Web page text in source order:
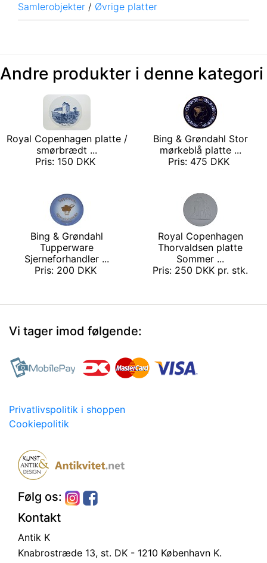
Samlerobjekter / Øvrige platter
Andre produkter i denne kategori
Royal Copenhagen platte /
smørbrædt ...
Pris: 150 DKK
Bing & Grøndahl Stor
mørkeblå platte ...
Pris: 475 DKK
Bing & Grøndahl
Tupperware
Sjerneforhandler ...
Pris: 200 DKK
Royal Copenhagen
Thorvaldsen platte
Sommer ...
Pris: 250 DKK pr. stk.
Vi tager imod følgende:
Privatlivspolitik i shoppen
Cookiepolitik
Følg os:
Kontakt
Antik K
Knabrostræde 13, st. DK - 1210 København K.